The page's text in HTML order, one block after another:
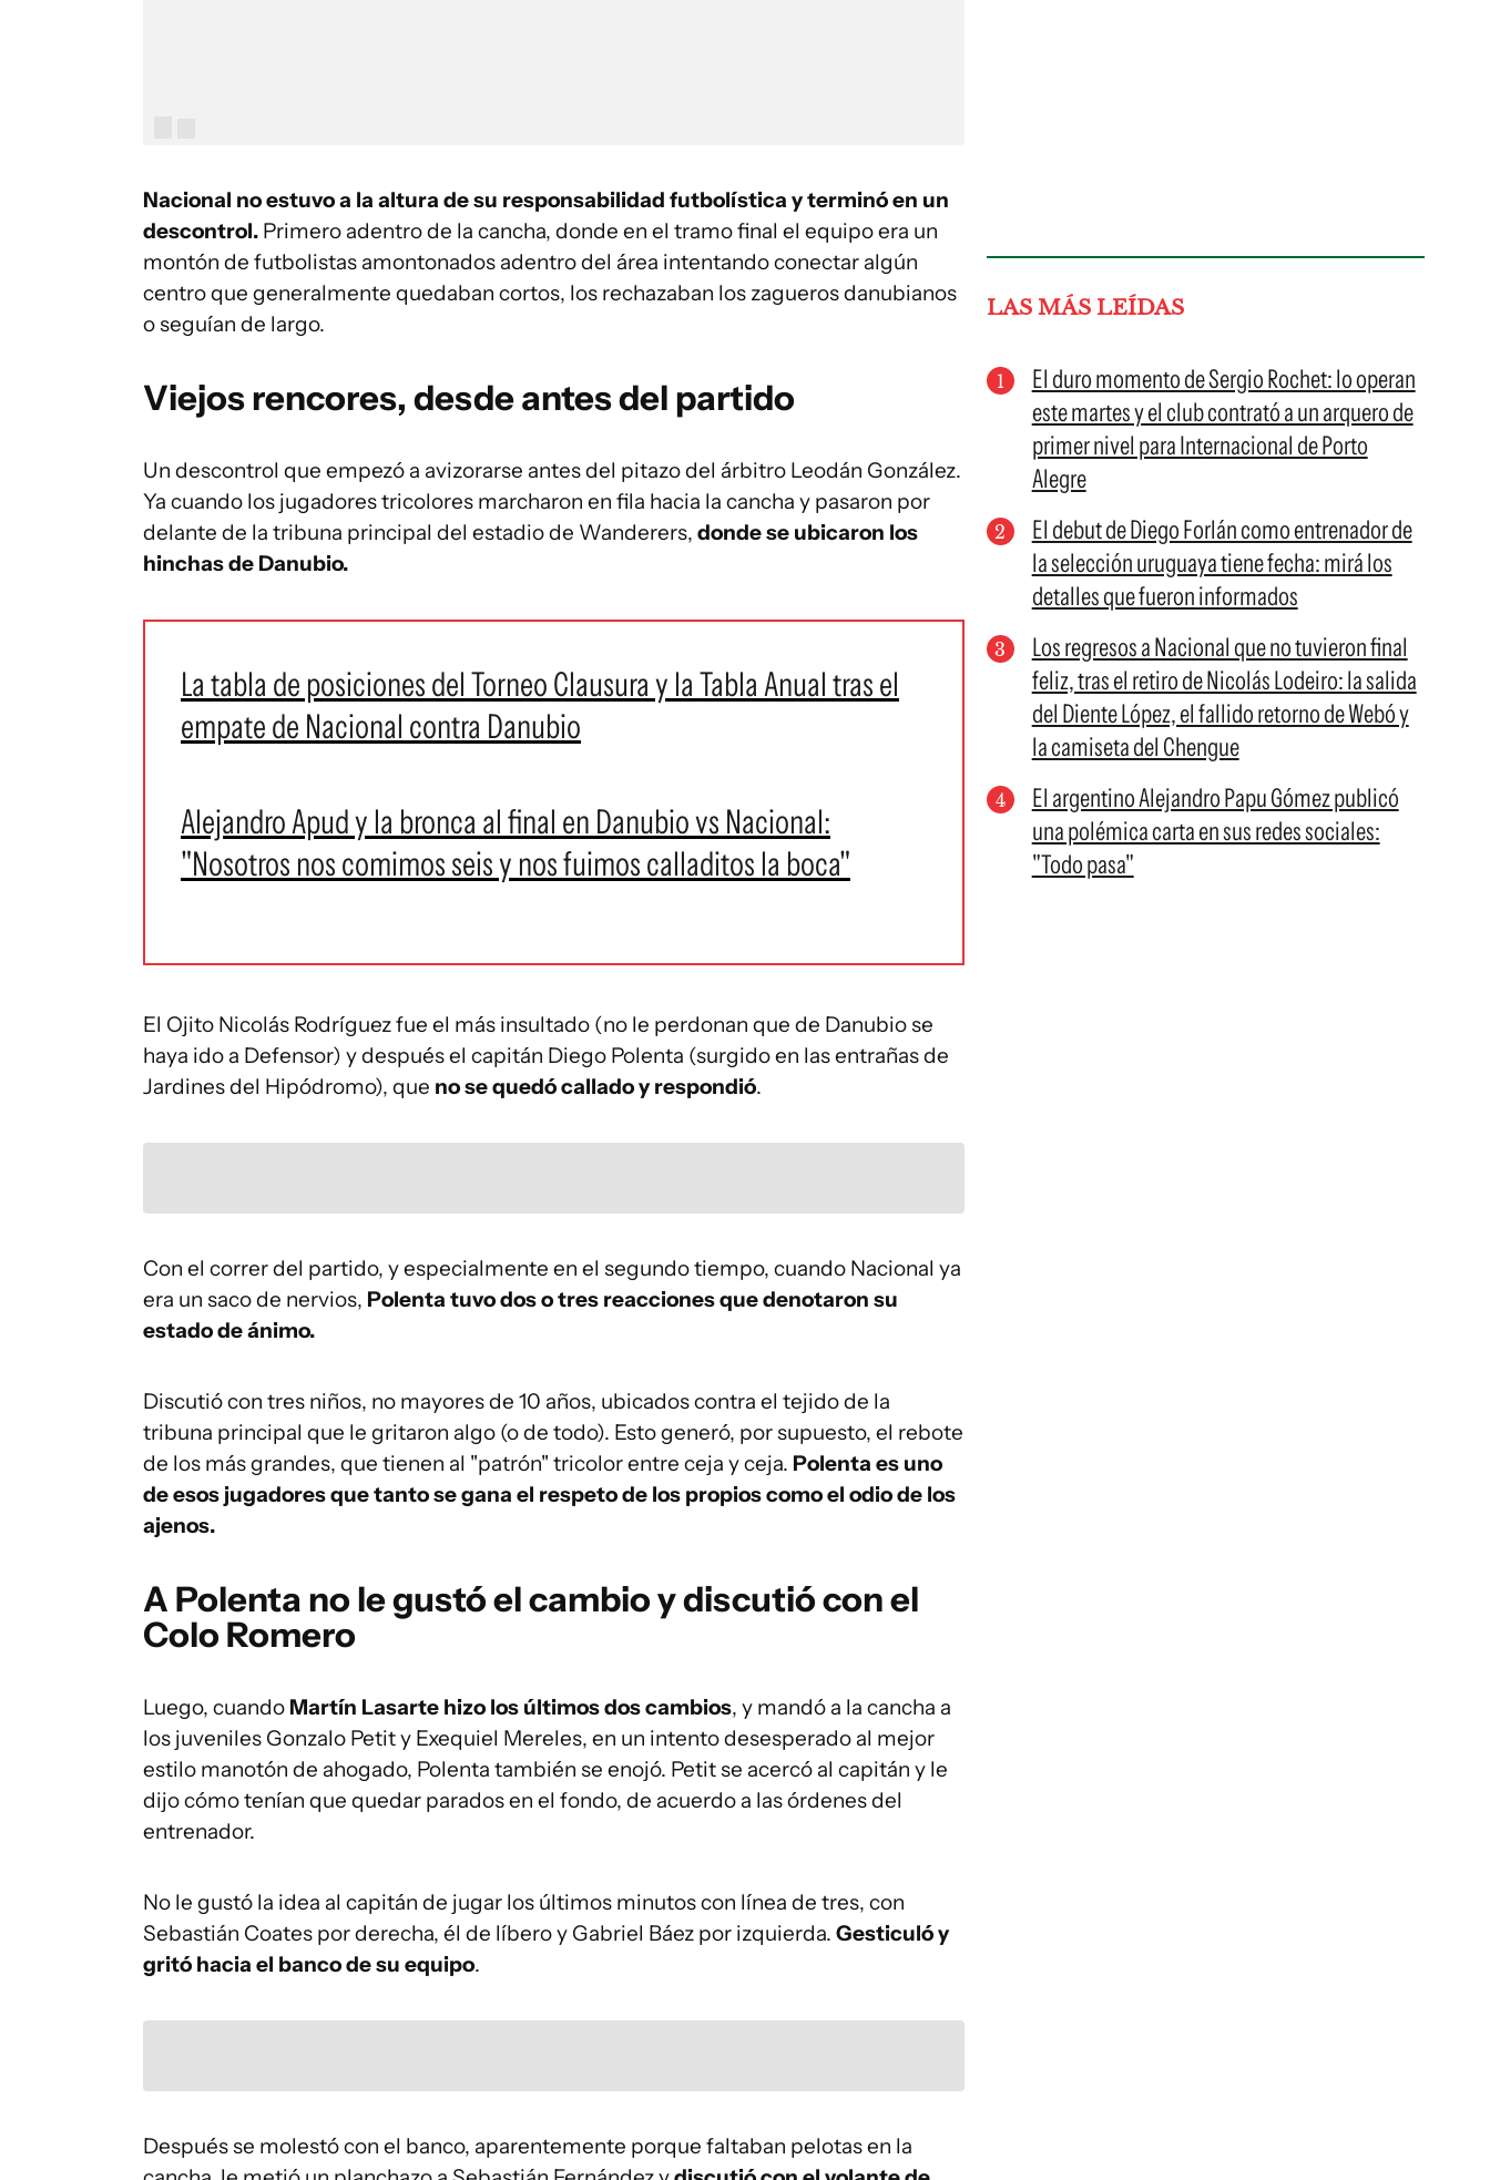
Nacional no estuvo a la altura de su responsabilidad futbolística y terminó en un
descontrol. Primero adentro de la cancha, donde en el tramo final el equipo era un
montón de futbolistas amontonados adentro del área intentando conectar algún
centro que generalmente quedaban cortos, los rechazaban los zagueros danubianos
o seguían de largo.
Viejos rencores, desde antes del partido
Un descontrol que empezó a avizorarse antes del pitazo del árbitro Leodán González.
Ya cuando los jugadores tricolores marcharon en fila hacia la cancha y pasaron por
delante de la tribuna principal del estadio de Wanderers, donde se ubicaron los
hinchas de Danubio.
La tabla de posiciones del Torneo Clausura y la Tabla Anual tras el
empate de Nacional contra Danubio
Alejandro Apud y la bronca al final en Danubio vs Nacional:
"Nosotros nos comimos seis y nos fuimos calladitos la boca"
El Ojito Nicolás Rodríguez fue el más insultado (no le perdonan que de Danubio se
haya ido a Defensor) y después el capitán Diego Polenta (surgido en las entrañas de
Jardines del Hipódromo), que no se quedó callado y respondió.
Con el correr del partido, y especialmente en el segundo tiempo, cuando Nacional ya
era un saco de nervios, Polenta tuvo dos o tres reacciones que denotaron su
estado de ánimo.
Discutió con tres niños, no mayores de 10 años, ubicados contra el tejido de la
tribuna principal que le gritaron algo (o de todo). Esto generó, por supuesto, el rebote
de los más grandes, que tienen al "patrón" tricolor entre ceja y ceja. Polenta es uno
de esos jugadores que tanto se gana el respeto de los propios como el odio de los
ajenos.
A Polenta no le gustó el cambio y discutió con el
Colo Romero
Luego, cuando Martín Lasarte hizo los últimos dos cambios, y mandó a la cancha a
los juveniles Gonzalo Petit y Exequiel Mereles, en un intento desesperado al mejor
estilo manotón de ahogado, Polenta también se enojó. Petit se acercó al capitán y le
dijo cómo tenían que quedar parados en el fondo, de acuerdo a las órdenes del
entrenador.
No le gustó la idea al capitán de jugar los últimos minutos con línea de tres, con
Sebastián Coates por derecha, él de líbero y Gabriel Báez por izquierda. Gesticuló y
gritó hacia el banco de su equipo.
Después se molestó con el banco, aparentemente porque faltaban pelotas en la
LAS MÁS LEÍDAS
El duro momento de Sergio Rochet: lo operan
este martes y el club contrató a un arquero de
primer nivel para Internacional de Porto
Alegre
El debut de Diego Forlán como entrenador de
la selección uruguaya tiene fecha: mirá los
detalles que fueron informados
Los regresos a Nacional que no tuvieron final
feliz, tras el retiro de Nicolás Lodeiro: la salida
del Diente López, el fallido retorno de Webó y
la camiseta del Chengue
El argentino Alejandro Papu Gómez publicó
una polémica carta en sus redes sociales:
"Todo pasa"